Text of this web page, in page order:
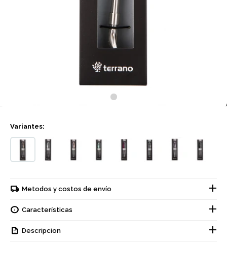
Variantes:
Metodos y costos de envío
Características
Descripcion